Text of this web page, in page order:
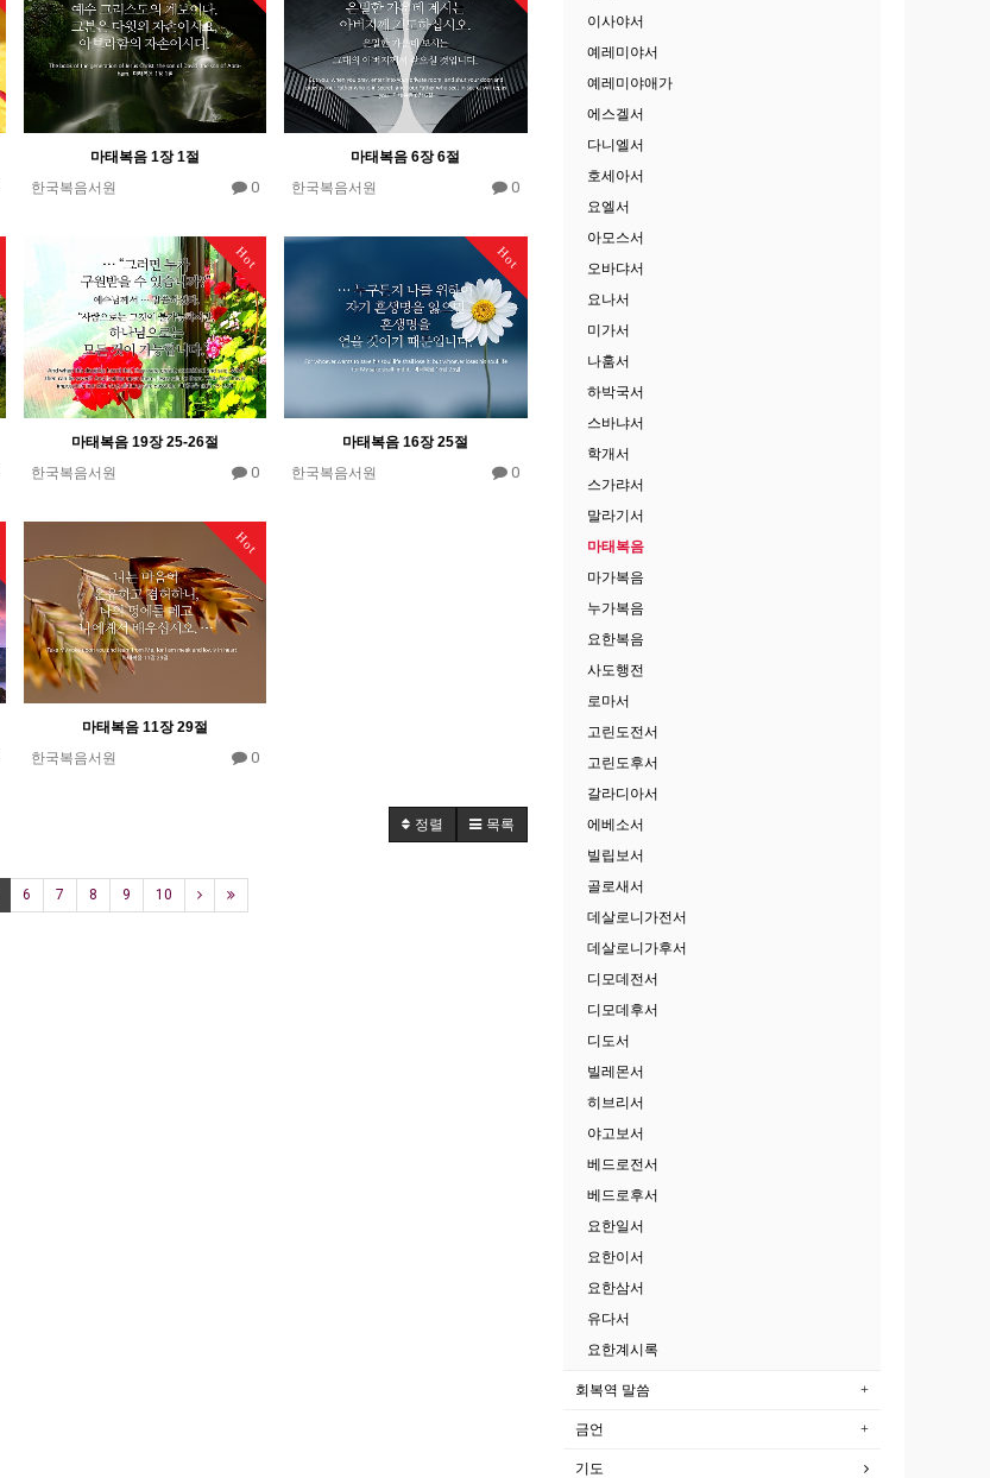
마태복음 1장 1절
한국복음서원
0
마태복음 6장 6절
한국복음서원
0
Hot
마태복음 19장 25-26절
한국복음서원
0
Hot
마태복음 16장 25절
한국복음서원
0
Hot
마태복음 11장 29절
한국복음서원
0
정렬 목록
6 7 8 9 10
이사야서
예레미야서
예레미야애가
에스겔서
다니엘서
호세아서
요엘서
아모스서
오바댜서
요나서
미가서
나훔서
하박국서
스바냐서
학개서
스가랴서
말라기서
마태복음
마가복음
누가복음
요한복음
사도행전
로마서
고린도전서
고린도후서
갈라디아서
에베소서
빌립보서
골로새서
데살로니가전서
데살로니가후서
디모데전서
디모데후서
디도서
빌레몬서
히브리서
야고보서
베드로전서
베드로후서
요한일서
요한이서
요한삼서
유다서
요한계시록
회복역 말씀
금언
기도